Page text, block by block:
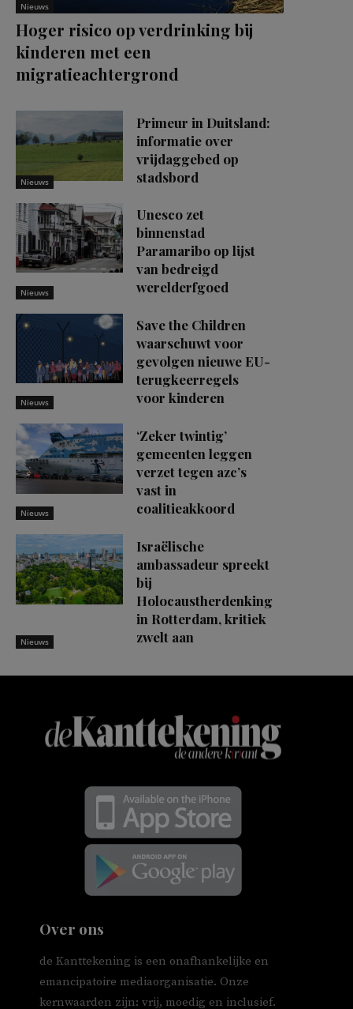
Nieuws
Hoger risico op verdrinking bij
kinderen met een
migratieachtergrond
Nieuws
Primeur in Duitsland:
informatie over
vrijdaggebed op
stadsbord
Nieuws
Unesco zet
binnenstad
Paramaribo op lijst
van bedreigd
werelderfgoed
Nieuws
Save the Children
waarschuwt voor
gevolgen nieuwe EU-
terugkeerregels
voor kinderen
Nieuws
‘Zeker twintig’
gemeenten leggen
verzet tegen azc’s
vast in
coalitieakkoord
Nieuws
Israëlische
ambassadeur spreekt
bij
Holocaustherdenking
in Rotterdam, kritiek
zwelt aan
Over ons
de Kanttekening is een onafhankelijke en
emancipatoire mediaorganisatie. Onze
kernwaarden zijn: vrij, moedig en inclusief.